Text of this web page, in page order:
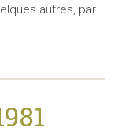
autres, par